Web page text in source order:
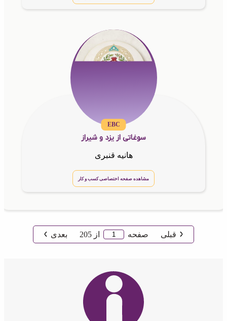
EBC
سوغاتی از یزد و شیراز
هانیه قنبری
مشاهده صفحه اختصاصی کسب و کار
قبلی صفحه از 205 بعدی